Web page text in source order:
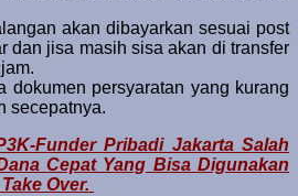
akan dibayarkan sesuai post
dan jisa masih sisa akan di transfer
dokumen persyaratan yang kurang
secepatnya.
Funder Pribadi Jakarta Salah
Cepat Yang Bisa Digunakan
Over.